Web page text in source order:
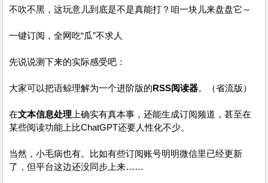
不吹不黑，这玩意儿到底是不是真能打？咱一块儿来盘盘它～
一键订阅，全网吃“瓜”不求人
先说说测下来的实际感受吧：
大家可以把语鲸理解为一个进阶版的 RSS阅读器。（省流版）
在文本信息处理 上确实有真本事，还能生成订阅频道，甚至在
某些阅读功能上比ChatGPT还要人性化不少。
当然，小毛病也有。比如有些订阅账号明明微信里已经更新
了，但平台这边还没同步上来……